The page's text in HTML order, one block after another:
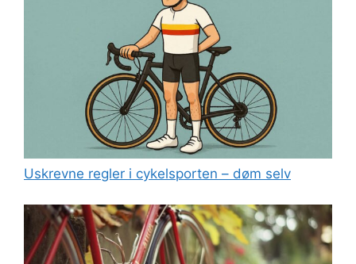
Uskrevne regler i cykelsporten – døm selv